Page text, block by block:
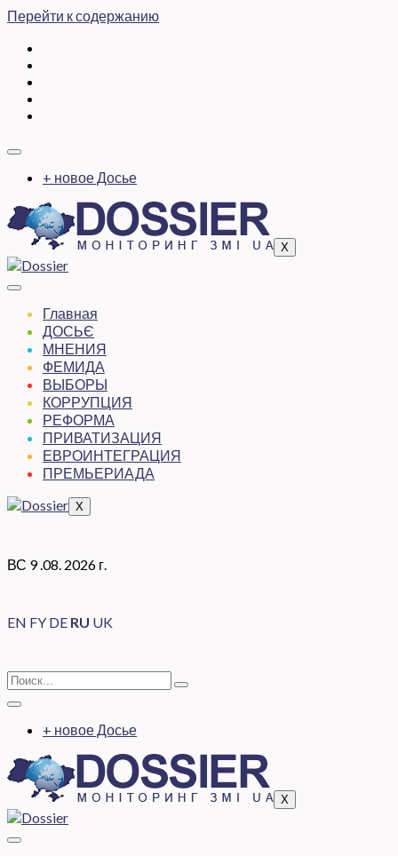
Перейти к содержанию
+ новое Досье
X
Главная
ДОСЬЄ
МНЕНИЯ
ФЕМИДА
ВЫБОРЫ
КОРРУПЦИЯ
РЕФОРМА
ПРИВАТИЗАЦИЯ
ЕВРОИНТЕГРАЦИЯ
ПРЕМЬЕРИАДА
X
ВС 9 .08. 2026 г.
EN FY DE RU UK
+ новое Досье
X